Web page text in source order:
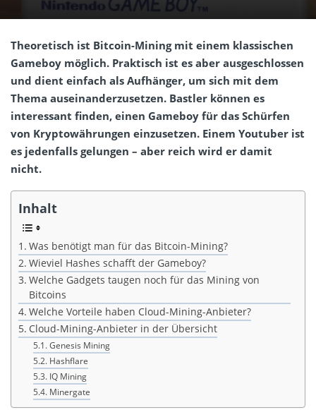
Theoretisch ist Bitcoin-Mining mit einem klassischen
Gameboy möglich. Praktisch ist es aber ausgeschlossen
und dient einfach als Aufhänger, um sich mit dem
Thema auseinanderzusetzen. Bastler können es
interessant finden, einen Gameboy für das Schürfen
von Kryptowährungen einzusetzen. Einem Youtuber ist
es jedenfalls gelungen – aber reich wird er damit
nicht.
Inhalt
Was benötigt man für das Bitcoin-Mining?
Wieviel Hashes schafft der Gameboy?
Welche Gadgets taugen noch für das Mining von
Bitcoins
Welche Vorteile haben Cloud-Mining-Anbieter?
Cloud-Mining-Anbieter in der Übersicht
Genesis Mining
Hashflare
IQ Mining
Minergate